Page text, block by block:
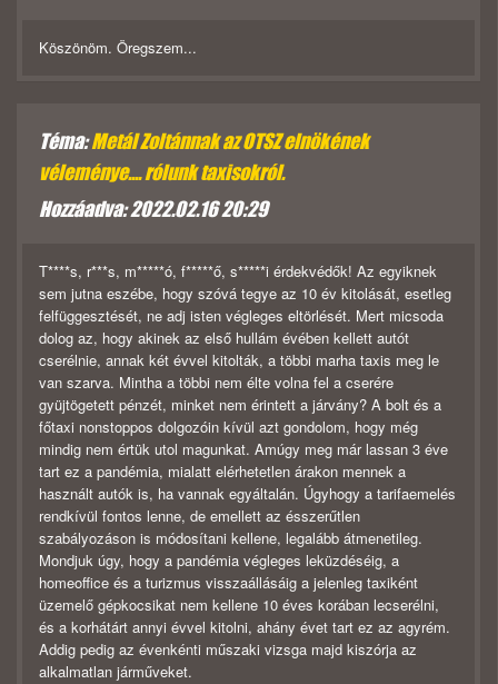
Köszönöm. Öregszem...
Téma:Metál Zoltánnak az OTSZ elnökének
véleménye.... rólunk taxisokról.
Hozzáadva: 2022.02.16 20:29
T****s, r***s, m*****ó, f*****ő, s*****i érdekvédők! Az egyiknek
sem jutna eszébe, hogy szóvá tegye az 10 év kitolását, esetleg
felfüggesztését, ne adj isten végleges eltörlését. Mert micsoda
dolog az, hogy akinek az első hullám évében kellett autót
cserélnie, annak két évvel kitolták, a többi marha taxis meg le
van szarva. Mintha a többi nem élte volna fel a cserére
gyüjtögetett pénzét, minket nem érintett a járvány? A bolt és a
főtaxi nonstoppos dolgozóin kívül azt gondolom, hogy még
mindig nem értük utol magunkat. Amúgy meg már lassan 3 éve
tart ez a pandémia, mialatt elérhetetlen árakon mennek a
használt autók is, ha vannak egyáltalán. Úgyhogy a tarifaemelés
rendkívül fontos lenne, de emellett az ésszerűtlen
szabályozáson is módosítani kellene, legalább átmenetileg.
Mondjuk úgy, hogy a pandémia végleges leküzdéséig, a
homeoffice és a turizmus visszaállásáig a jelenleg taxiként
üzemelő gépkocsikat nem kellene 10 éves korában lecserélni,
és a korhátárt annyi évvel kitolni, ahány évet tart ez az agyrém.
Addig pedig az évenkénti műszaki vizsga majd kiszórja az
alkalmatlan járműveket.